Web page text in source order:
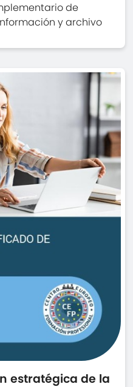
de
y archivo
estratégica de la